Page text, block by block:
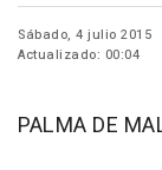
Sábado, 4 julio 2015
Actualizado: 00:04
PALMA DE